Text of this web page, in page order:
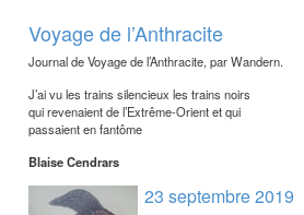
Voyage de l’Anthracite
Journal de Voyage de l’Anthracite, par Wandern.
J’ai vu les trains silencieux les trains noirs
qui revenaient de l’Extrême-Orient et qui
passaient en fantôme
Blaise Cendrars
23 septembre 2019